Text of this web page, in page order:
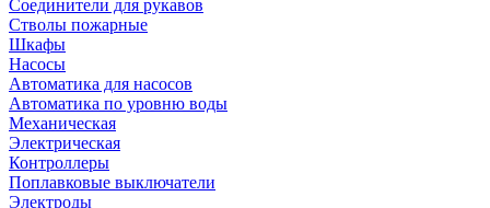
Соединители для рукавов
Стволы пожарные
Шкафы
Насосы
Автоматика для насосов
Автоматика по уровню воды
Механическая
Электрическая
Контроллеры
Поплавковые выключатели
Электроды